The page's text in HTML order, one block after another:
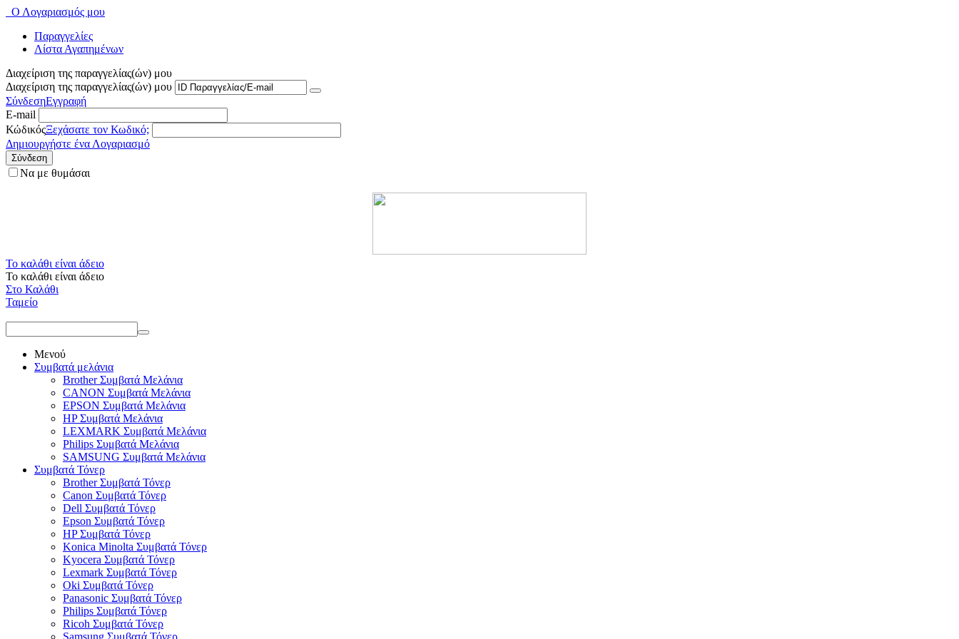
Ο Λογαριασμός μου
Παραγγελίες
Λίστα Αγαπημένων
Διαχείριση της παραγγελίας(ών) μου
Διαχείριση της παραγγελίας(ών) μου
ΣύνδεσηΕγγραφή
E-mail
ΚώδικόςΞεχάσατε τον Κωδικό;
Δημιουργήστε ένα Λογαριασμό
Σύνδεση
Να με θυμάσαι
Το καλάθι είναι άδειο
Το καλάθι είναι άδειο
Στο Καλάθι
Ταμείο
Μενού
Συμβατά μελάνια
Brother Συμβατά Μελάνια
CANON Συμβατά Μελάνια
EPSON Συμβατά Μελάνια
HP Συμβατά Μελάνια
LEXMARK Συμβατά Μελάνια
Philips Συμβατά Μελάνια
SAMSUNG Συμβατά Μελάνια
Συμβατά Τόνερ
Brother Συμβατά Τόνερ
Canon Συμβατά Τόνερ
Dell Συμβατά Τόνερ
Epson Συμβατά Τόνερ
HP Συμβατά Τόνερ
Konica Minolta Συμβατά Τόνερ
Kyocera Συμβατά Τόνερ
Lexmark Συμβατά Τόνερ
Oki Συμβατά Τόνερ
Panasonic Συμβατά Τόνερ
Philips Συμβατά Τόνερ
Ricoh Συμβατά Τόνερ
Samsung Συμβατά Τόνερ